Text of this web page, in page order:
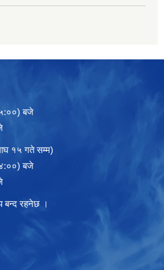
५:००) बजे
१५ गते सम्म)
४:००) बजे
बन्द रहनेछ ।